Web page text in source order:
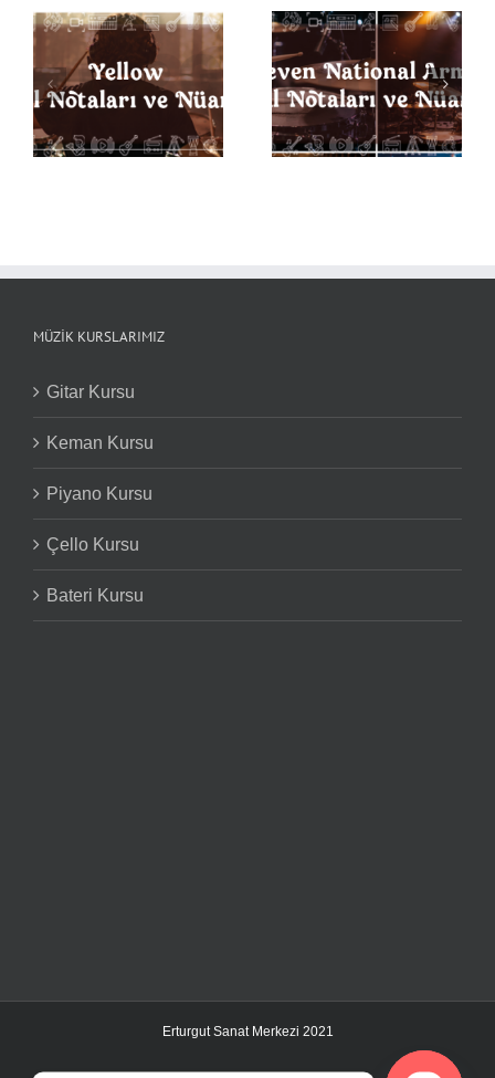
Seven Nation Army
Davul Notaları ve
Nüansları
Back in Black Davul
Notaları ve Nüansları
MÜZIK KURSLARIMIZ
Gitar Kursu
Keman Kursu
Piyano Kursu
Çello Kursu
Bateri Kursu
Erturgut Sanat Merkezi 2021